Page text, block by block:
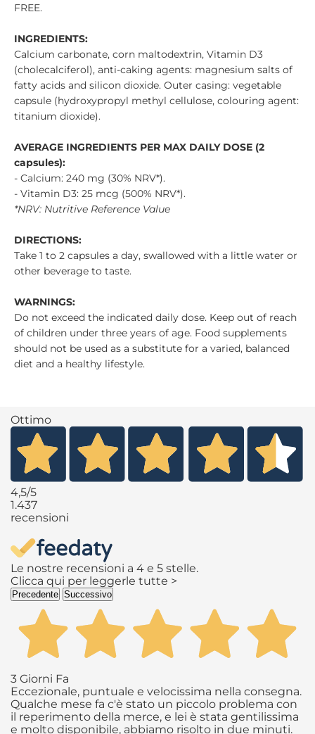
FREE.
INGREDIENTS:
Calcium carbonate, corn maltodextrin, Vitamin D3
(cholecalciferol), anti-caking agents: magnesium salts of
fatty acids and silicon dioxide. Outer casing: vegetable
capsule (hydroxypropyl methyl cellulose, colouring agent:
titanium dioxide).
AVERAGE INGREDIENTS PER MAX DAILY DOSE (2
capsules):
- Calcium: 240 mg (30% NRV*).
- Vitamin D3: 25 mcg (500% NRV*).
*NRV: Nutritive Reference Value
DIRECTIONS:
Take 1 to 2 capsules a day, swallowed with a little water or
other beverage to taste.
WARNINGS:
Do not exceed the indicated daily dose. Keep out of reach
of children under three years of age. Food supplements
should not be used as a substitute for a varied, balanced
diet and a healthy lifestyle.
Ottimo
4,5/5
1.437
recensioni
Le nostre recensioni a 4 e 5 stelle.
Clicca qui per leggerle tutte >
Precedente Successivo
3 Giorni Fa
Eccezionale, puntuale e velocissima nella consegna.
Qualche mese fa c'è stato un piccolo problema con
il reperimento della merce, e lei è stata gentilissima
e molto disponibile, abbiamo risolto in due minuti.